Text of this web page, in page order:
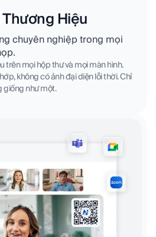
Hiệu
chuyên nghiệp trong mọi
trên mọi hộp thư và mọi màn hình.
không có ảnh đại diện lỗi thời. Chỉ
giống như một.